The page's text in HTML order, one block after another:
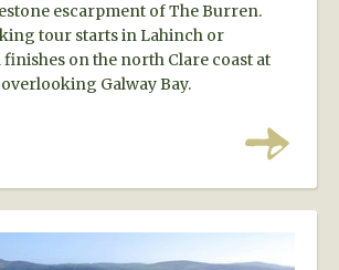
escarpment of The Burren.
tour starts in Lahinch or
on the north Clare coast at
Galway Bay.